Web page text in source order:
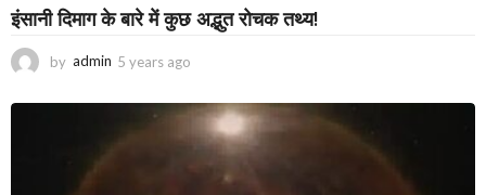
इंसानी दिमाग के बारे में कुछ अद्भुत रोचक तथ्य!
by admin 5 years ago
e
r